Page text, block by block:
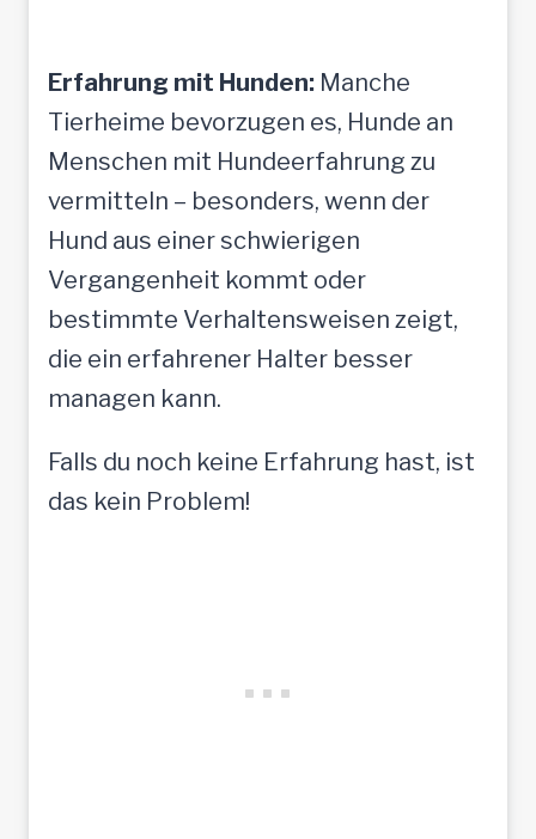
Erfahrung mit Hunden: Manche
Tierheime bevorzugen es, Hunde an
Menschen mit Hundeerfahrung zu
vermitteln – besonders, wenn der
Hund aus einer schwierigen
Vergangenheit kommt oder
bestimmte Verhaltensweisen zeigt,
die ein erfahrener Halter besser
managen kann.
Falls du noch keine Erfahrung hast, ist
das kein Problem!